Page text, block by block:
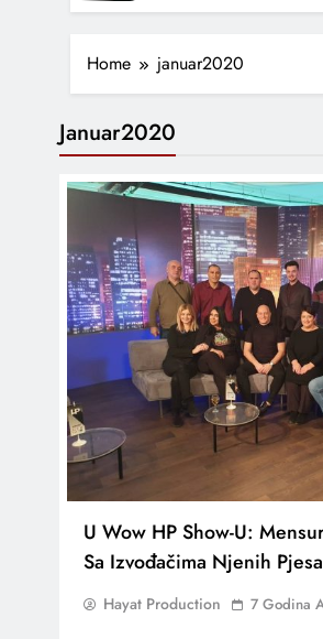
Home januar2020
Januar2020
U Wow HP Show-U:
Sa Izvođačima Njenih
Hayat Production 7 Godina